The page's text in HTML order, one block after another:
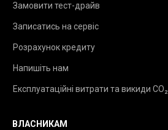
Замовити тест-драйв
Записатись на сервіс
Розрахунок кредиту
Напишіть нам
Експлуатаційні витрати та викиди CO₂
ВЛАСНИКАМ